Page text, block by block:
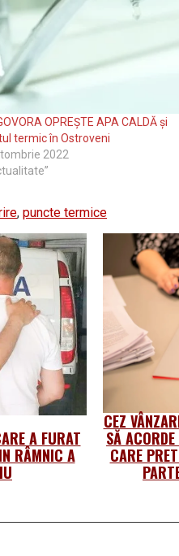
OPREȘTE APA CALDĂ și
termic în Ostroveni
2022
, puncte termice
A FURAT
RÂMNIC A
CEZ
SĂ
CARE